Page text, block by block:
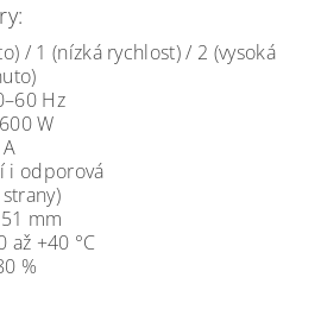
/ 1 (nízká rychlost) / 2 (vysoká
Hz
W
i odporová
mm
až +40 °C
%